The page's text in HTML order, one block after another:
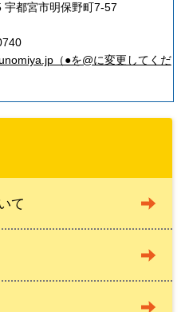
都宮市明保野町7-57
（●を@に変更してくだ
て